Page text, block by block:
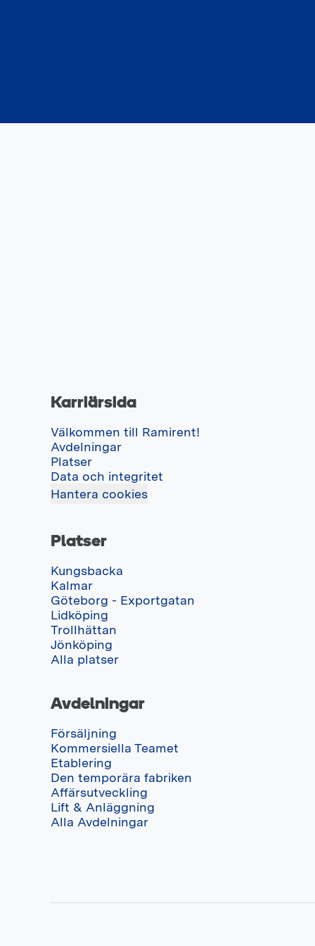
Karriärsida
Välkommen till Ramirent!
Avdelningar
Platser
Data och integritet
Hantera cookies
Platser
Kungsbacka
Kalmar
Göteborg - Exportgatan
Lidköping
Trollhättan
Jönköping
Alla platser
Avdelningar
Försäljning
Kommersiella Teamet
Etablering
Den temporära fabriken
Affärsutveckling
Lift & Anläggning
Alla Avdelningar